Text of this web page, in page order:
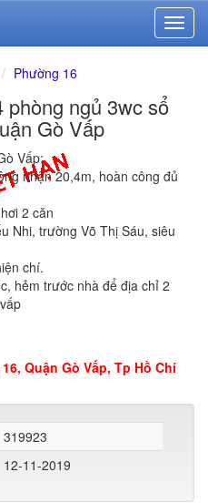
Phường 16
phòng ngủ 3wc sổ
Gò Vấp
Vấp:
nhận 20,4m, hoàn công đủ
2 căn
Nhi, trường Võ Thị Sáu, siêu
chí.
hẻm trước nhà để địa chỉ 2
Quận Gò Vấp, Tp Hồ Chí
319923
12-11-2019